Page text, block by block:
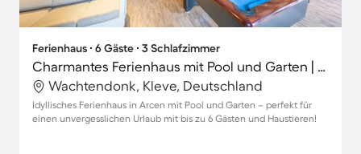
Ferienhaus ∙ 6 Gäste ∙ 3 Schlafzimmer
Charmantes Ferienhaus mit Pool und Garten | Haustierfreundlich
Wachtendonk, Kleve, Deutschland
Idyllisches Ferienhaus in Arcen mit Pool und Garten – perfekt für
einen unvergesslichen Urlaub mit bis zu 6 Gästen und Haustieren!